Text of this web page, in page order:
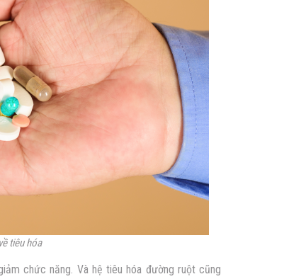
tiêu hóa
chức năng. Và hệ tiêu hóa đường ruột cũng